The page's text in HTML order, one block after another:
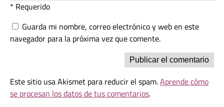
* Requerido
Guarda mi nombre, correo electrónico y web en este
navegador para la próxima vez que comente.
Este sitio usa Akismet para reducir el spam.Aprende cómo
se procesan los datos de tus comentarios.